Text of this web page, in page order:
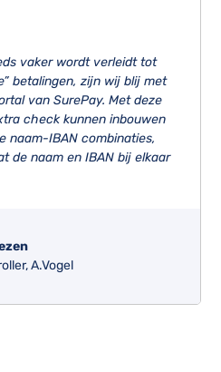
vaker wordt verleidt tot
betalingen, zijn wij blij met
van SurePay. Met deze
check kunnen inbouwen
naam-IBAN combinaties,
de naam en IBAN bij elkaar
A.Vogel